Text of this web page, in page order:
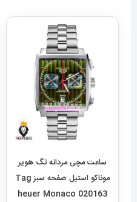
ساعت مچی مردانه تگ هویر
موناکو استیل صفحه سبز Tag
heuer Monaco 020163